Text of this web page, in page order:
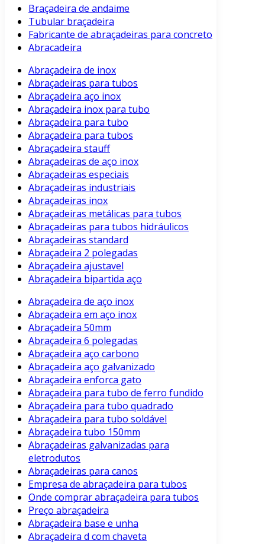
Braçadeira de andaime
Tubular braçadeira
Fabricante de abraçadeiras para concreto
Abracadeira
Abraçadeira de inox
Abraçadeiras para tubos
Abraçadeira aço inox
Abraçadeira inox para tubo
Abraçadeira para tubo
Abraçadeira para tubos
Abraçadeira stauff
Abraçadeiras de aço inox
Abraçadeiras especiais
Abraçadeiras industriais
Abraçadeiras inox
Abraçadeiras metálicas para tubos
Abraçadeiras para tubos hidráulicos
Abraçadeiras standard
Abraçadeira 2 polegadas
Abraçadeira ajustavel
Abraçadeira bipartida aço
Abraçadeira de aço inox
Abraçadeira em aço inox
Abraçadeira 50mm
Abraçadeira 6 polegadas
Abraçadeira aço carbono
Abraçadeira aço galvanizado
Abraçadeira enforca gato
Abraçadeira para tubo de ferro fundido
Abraçadeira para tubo quadrado
Abraçadeira para tubo soldável
Abraçadeira tubo 150mm
Abraçadeiras galvanizadas para
eletrodutos
Abraçadeiras para canos
Empresa de abraçadeira para tubos
Onde comprar abraçadeira para tubos
Preço abraçadeira
Abraçadeira base e unha
Abraçadeira d com chaveta